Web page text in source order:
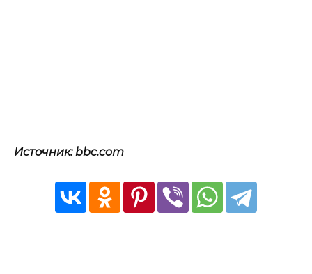
Источник: bbc.com